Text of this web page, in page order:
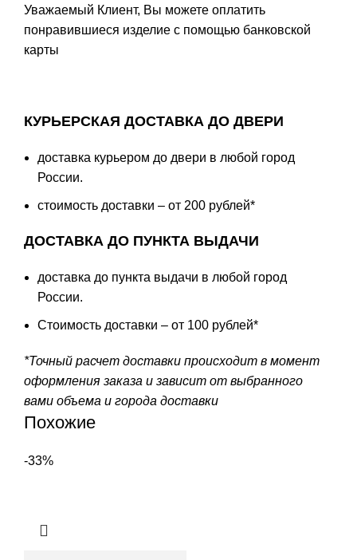
Уважаемый Клиент, Вы можете оплатить
понравившиеся изделие с помощью банковской
карты
КУРЬЕРСКАЯ ДОСТАВКА ДО ДВЕРИ
доставка курьером до двери в любой город
России.
стоимость доставки – от 200 рублей*
ДОСТАВКА ДО ПУНКТА ВЫДАЧИ
доставка до пункта выдачи в любой город
России.
Стоимость доставки – от 100 рублей*
*Точный расчет доставки происходит в момент
оформления заказа и зависит от выбранного
вами объема и города доставки
Похожие
-33%